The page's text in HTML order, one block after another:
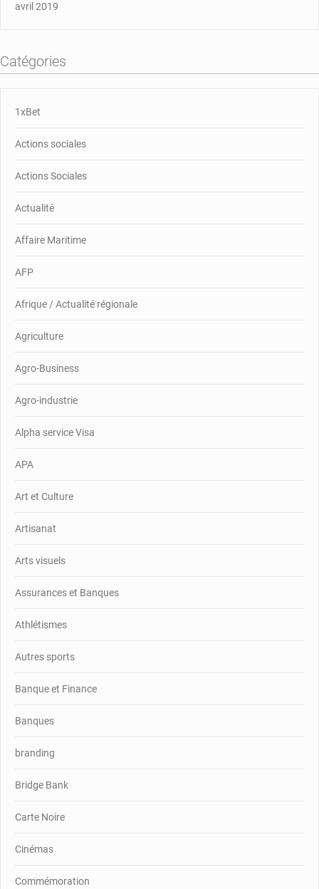
avril 2019
Catégories
1xBet
Actions sociales
Actions Sociales
Actualité
Affaire Maritime
AFP
Afrique / Actualité régionale
Agriculture
Agro-Business
Agro-industrie
Alpha service Visa
APA
Art et Culture
Artisanat
Arts visuels
Assurances et Banques
Athlétismes
Autres sports
Banque et Finance
Banques
branding
Bridge Bank
Carte Noire
Cinémas
Commémoration